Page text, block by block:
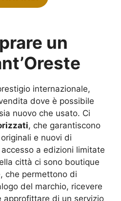
un
internazionale,
dove è possibile
nuovo che usato. Ci
, che garantiscono
e nuovi di
a edizioni limitate
città ci sono boutique
che permettono di
del marchio, ricevere
approfittare di un servizio